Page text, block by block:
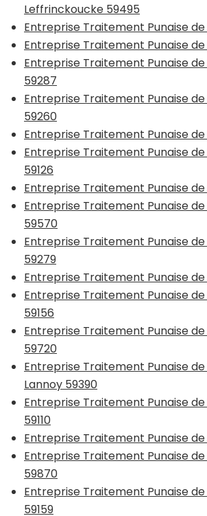
Leffrinckoucke 59495
Entreprise Traitement Punaise de
Entreprise Traitement Punaise de
Entreprise Traitement Punaise de
59287
Entreprise Traitement Punaise de
59260
Entreprise Traitement Punaise de
Entreprise Traitement Punaise de
59126
Entreprise Traitement Punaise de
Entreprise Traitement Punaise de
59570
Entreprise Traitement Punaise
59279
Entreprise Traitement Punaise de
Entreprise Traitement Punaise de
59156
Entreprise Traitement Punaise de
59720
Entreprise Traitement Punaise
Lannoy 59390
Entreprise Traitement Punaise
59110
Entreprise Traitement Punaise de
Entreprise Traitement Punaise
59870
Entreprise Traitement Punaise
59159